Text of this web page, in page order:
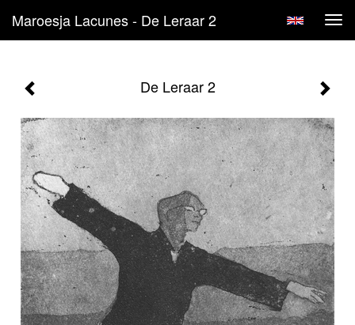
Maroesja Lacunes - De Leraar 2
De Leraar 2